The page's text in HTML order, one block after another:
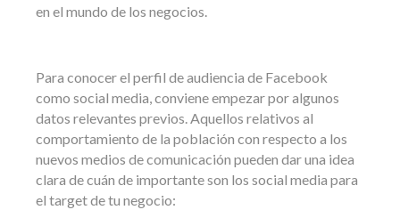
en el mundo de los negocios.
Para conocer el perfil de audiencia de Facebook
como social media, conviene empezar por algunos
datos relevantes previos. Aquellos relativos al
comportamiento de la población con respecto a los
nuevos medios de comunicación pueden dar una idea
clara de cuán de importante son los social media para
el target de tu negocio: